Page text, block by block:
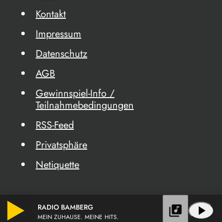
Kontakt
Impressum
Datenschutz
AGB
Gewinnspiel-Info /
Teilnahmebedingungen
RSS-Feed
Privatsphäre
Netiquette
RADIO BAMBERG
MEIN ZUHAUSE. MEINE HITS. play_arrow
library_music